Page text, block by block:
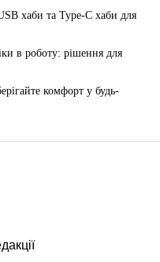
хаби та Type-C хаби для
в роботу: рішення для
комфорт у будь-